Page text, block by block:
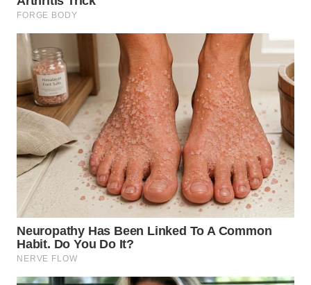
TEBING
TINGGI
WN
PAKPAK
WN
KARAWANG
WN
BEKASI
BOGOR
WN
DEPOK